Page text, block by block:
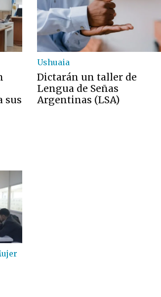
sus
Ushuaia
Dictarán un taller de
Lengua de Señas
Argentinas (LSA)